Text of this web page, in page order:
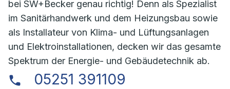
bei SW+Becker genau richtig! Denn als Spezialist
im Sanitärhandwerk und dem Heizungsbau sowie
als Installateur von Klima- und Lüftungsanlagen
und Elektroinstallationen, decken wir das gesamte
Spektrum der Energie- und Gebäudetechnik ab.
05251 391109